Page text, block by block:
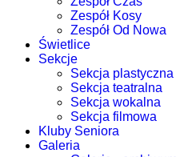
Zespół Kosy
Zespół Od Nowa
Świetlice
Sekcje
Sekcja plastyczna
Sekcja teatralna
Sekcja wokalna
Sekcja filmowa
Kluby Seniora
Galeria